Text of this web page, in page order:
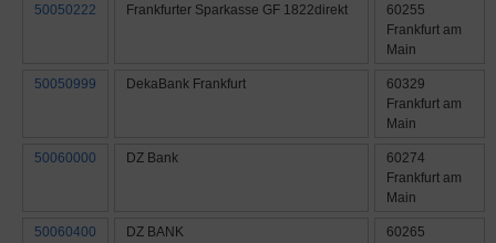
50050222 Frankfurter Sparkasse GF 1822direkt
60255
Frankfurt am
Main
50050999 DekaBank Frankfurt
60329
Frankfurt am
Main
50060000 DZ Bank
60274
Frankfurt am
Main
50060400 DZ BANK
60265